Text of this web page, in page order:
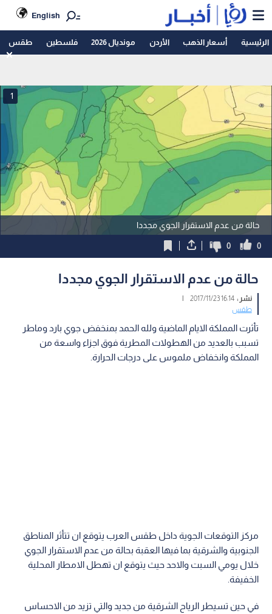
English
الرئيسية أسعار الذهب الأردن مونديال 2026 فلسطين طقس
حالة من عدم الاستقرار الجوي مجددا
1
0
0
حالة من عدم الاستقرار الجوي مجددا
نشر :16:14 2017/11/23
|
طقس
تأثرت المملكة الايام الماضية ولله الحمد بمنخفض جوي بارد وماطر
تسبب بالعديد من الهطولات المطرية فوق اجزاء واسعة من
المملكة وانخفاض ملموس على درجات الحرارة.
مركز التوقعات الجوية داخل طقس العرب يتوقع ان تتأثر المناطق
الجنوبية والشرقية بما فيها العقبة بحالة من عدم الاستقرار الجوي
خلال يومي السبت والاحد حيث يتوقع ان تهطل الامطار المحلية
الخفيفة.
في حين تسيطر الرياح الشرقية من جديد والتي تزيد من الاحساس